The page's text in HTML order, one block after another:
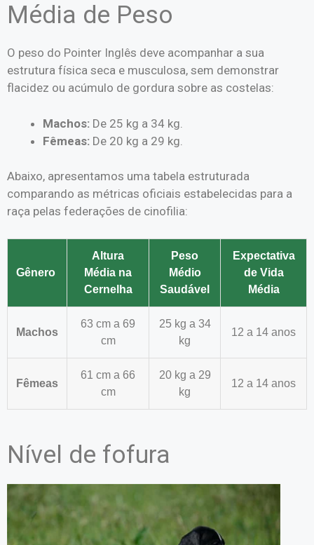
Média de Peso
O peso do Pointer Inglês deve acompanhar a sua
estrutura física seca e musculosa, sem demonstrar
flacidez ou acúmulo de gordura sobre as costelas:
Machos: De 25 kg a 34 kg.
Fêmeas: De 20 kg a 29 kg.
Abaixo, apresentamos uma tabela estruturada
comparando as métricas oficiais estabelecidas para a
raça pelas federações de cinofilia:
Gênero
Altura
Média na
Cernelha
Peso
Médio
Saudável
Expectativa
de Vida
Média
Machos
63 cm a 69
cm
25 kg a 34
kg
12 a 14 anos
Fêmeas
61 cm a 66
cm
20 kg a 29
kg
12 a 14 anos
Nível de fofura